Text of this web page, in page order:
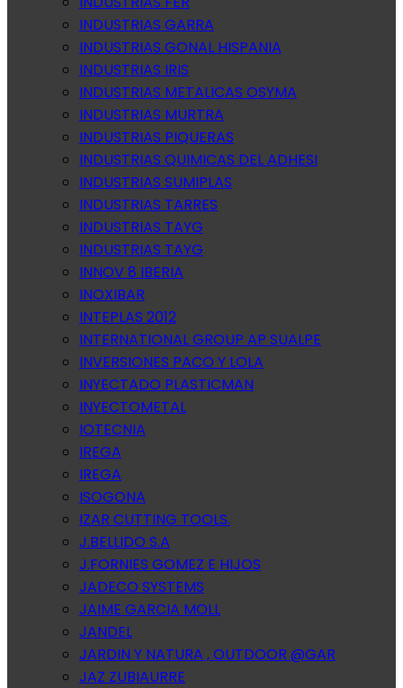
INDUSTRIAS GARRA
INDUSTRIAS GONAL HISPANIA
INDUSTRIAS IRIS
INDUSTRIAS METALICAS OSYMA
INDUSTRIAS MURTRA
INDUSTRIAS PIQUERAS
INDUSTRIAS QUIMICAS DEL ADHESI
INDUSTRIAS SUMIPLAS
INDUSTRIAS TARRES
INDUSTRIAS TAYG
INDUSTRIAS TAYG
INNOV 8 IBERIA
INOXIBAR
INTEPLAS 2012
INTERNATIONAL GROUP AP SUALPE
INVERSIONES PACO Y LOLA
INYECTADO PLASTICMAN
INYECTOMETAL
IOTECNIA
IREGA
IREGA
ISOGONA
IZAR CUTTING TOOLS.
J.BELLIDO S.A
J.FORNIES GOMEZ E HIJOS
JADECO SYSTEMS
JAIME GARCIA MOLL
JANDEL
JARDIN Y NATURA , OUTDOOR @GAR
JAZ ZUBIAURRE